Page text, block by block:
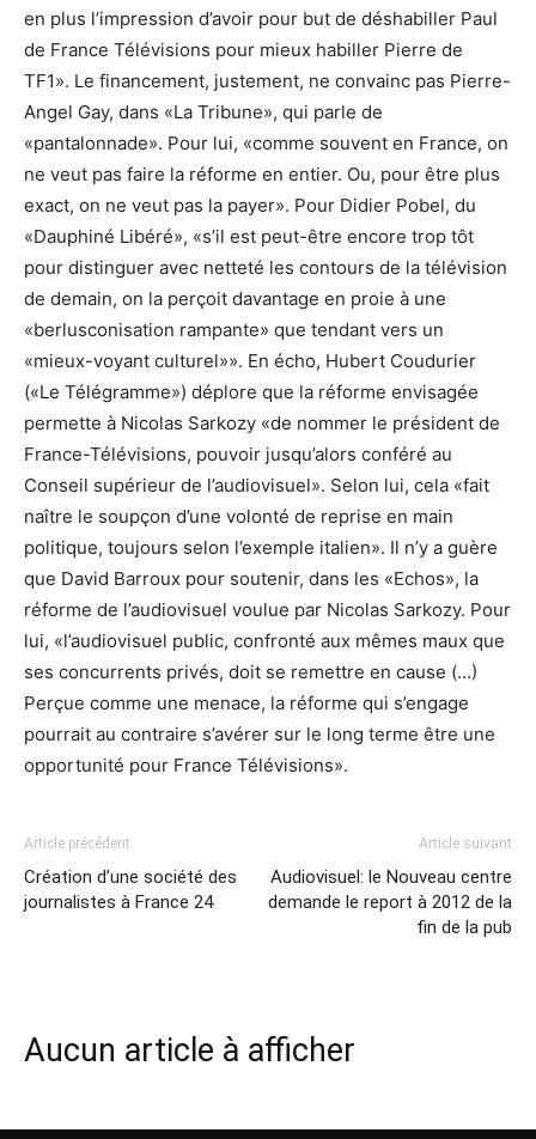
en plus l’impression d’avoir pour but de déshabiller Paul
de France Télévisions pour mieux habiller Pierre de
TF1». Le financement, justement, ne convainc pas Pierre-
Angel Gay, dans «La Tribune», qui parle de
«pantalonnade». Pour lui, «comme souvent en France, on
ne veut pas faire la réforme en entier. Ou, pour être plus
exact, on ne veut pas la payer». Pour Didier Pobel, du
«Dauphiné Libéré», «s’il est peut-être encore trop tôt
pour distinguer avec netteté les contours de la télévision
de demain, on la perçoit davantage en proie à une
«berlusconisation rampante» que tendant vers un
«mieux-voyant culturel»». En écho, Hubert Coudurier
(«Le Télégramme») déplore que la réforme envisagée
permette à Nicolas Sarkozy «de nommer le président de
France-Télévisions, pouvoir jusqu’alors conféré au
Conseil supérieur de l’audiovisuel». Selon lui, cela «fait
naître le soupçon d’une volonté de reprise en main
politique, toujours selon l’exemple italien». Il n’y a guère
que David Barroux pour soutenir, dans les «Echos», la
réforme de l’audiovisuel voulue par Nicolas Sarkozy. Pour
lui, «l’audiovisuel public, confronté aux mêmes maux que
ses concurrents privés, doit se remettre en cause (…)
Perçue comme une menace, la réforme qui s’engage
pourrait au contraire s’avérer sur le long terme être une
opportunité pour France Télévisions».
Article précédent
Création d’une société des
journalistes à France 24
Article suivant
Audiovisuel: le Nouveau centre
demande le report à 2012 de la
fin de la pub
Aucun article à afficher